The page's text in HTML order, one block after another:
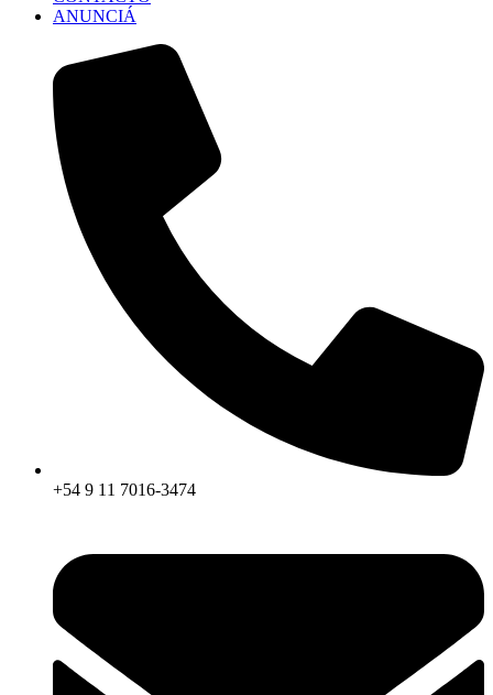
ANUNCIÁ
+54 9 11 7016-3474